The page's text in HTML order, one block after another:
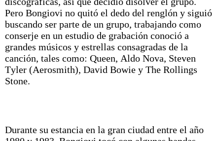
Pero Bongiovi no quitó el dedo del renglón y siguió
buscando ser parte de un grupo, trabajando como
conserje en un estudio de grabación conoció a
grandes músicos y estrellas consagradas de la
canción, tales como: Queen, Aldo Nova, Steven
Tyler (Aerosmith), David Bowie y The Rollings
Stone.
Durante su estancia en la gran ciudad entre el año